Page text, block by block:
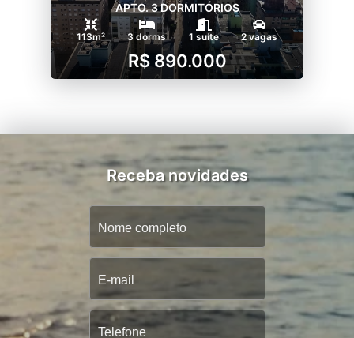
APTO. 3 DORMITÓRIOS
113m² 3 dorms 1 suíte 2 vagas
R$ 890.000
Receba novidades